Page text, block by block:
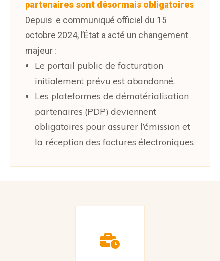
partenaires sont désormais obligatoires
Depuis le communiqué officiel du 15
octobre 2024, l’État a acté un changement
majeur :
Le portail public de facturation
initialement prévu est abandonné.
Les plateformes de dématérialisation
partenaires (PDP) deviennent
obligatoires pour assurer l’émission et
la réception des factures électroniques.